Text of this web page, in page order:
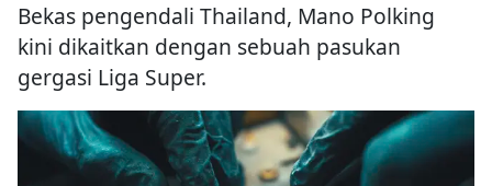
Bekas pengendali Thailand, Mano Polking
kini dikaitkan dengan sebuah pasukan
gergasi Liga Super.